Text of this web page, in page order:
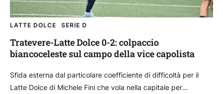
LATTE DOLCE SERIE D
Tratevere-Latte Dolce 0-2: colpaccio
biancoceleste sul campo della vice capolista
Sfida esterna dal particolare coefficiente di difficoltà per il
Latte Dolce di Michele Fini che vola nella capitale per